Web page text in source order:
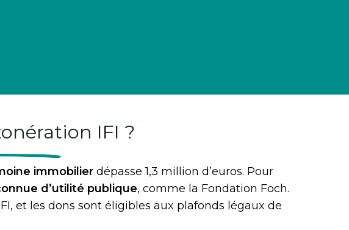
IFI ?
immobilier dépasse 1,3 million d’euros. Pour
d’utilité publique, comme la Fondation Foch.
et les dons sont éligibles aux plafonds légaux de